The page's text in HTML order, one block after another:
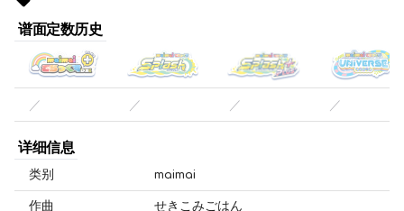
谱面定数历史
／ ／ ／ ／
详细信息
类别 maimai
作曲
せきこみごはん